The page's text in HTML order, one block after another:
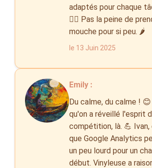
adaptés pour chaque
🤷‍♀️ Pas la peine de
mouche pour si peu. 🌶️
le 13 Juin 2025
Emily :
Du calme, du calme !
qu'on a réveillé l'esprit
compétition, là. 💪
que Google Analytics
un peu lourd pour un
début. Vinyleuse a